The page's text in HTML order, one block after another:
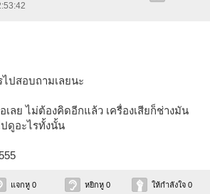
ไปสอบถามเลยนะ
ลย ไม่ต้องคิดอีกแล้ว เครื่องเสียก็ช่างมัน
ดูอะไรทั้งนั้น
แจกหู 0 หยิกหู 0 ให้กำลังใจ 0